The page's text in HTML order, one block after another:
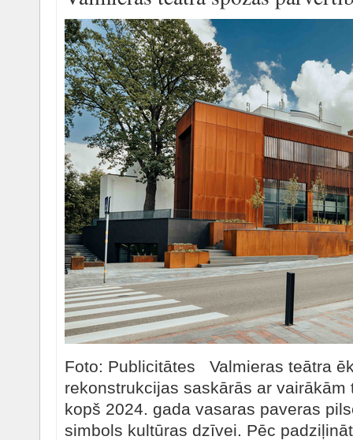
Foto: Publicitātes Valmieras teātra
rekonstrukcijas saskārās ar
kopš 2024. gada vasaras paveras
simbols kultūras dzīvei. Pēc